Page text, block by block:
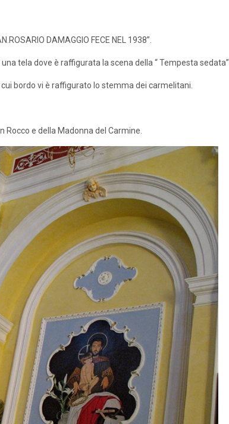
DAMAGGIO FECE NEL 1938”.
tela dove è raffigurata la scena della “ Tempesta sedata”.
bordo vi è raffigurato lo stemma dei carmelitani.
Rocco e della Madonna del Carmine.